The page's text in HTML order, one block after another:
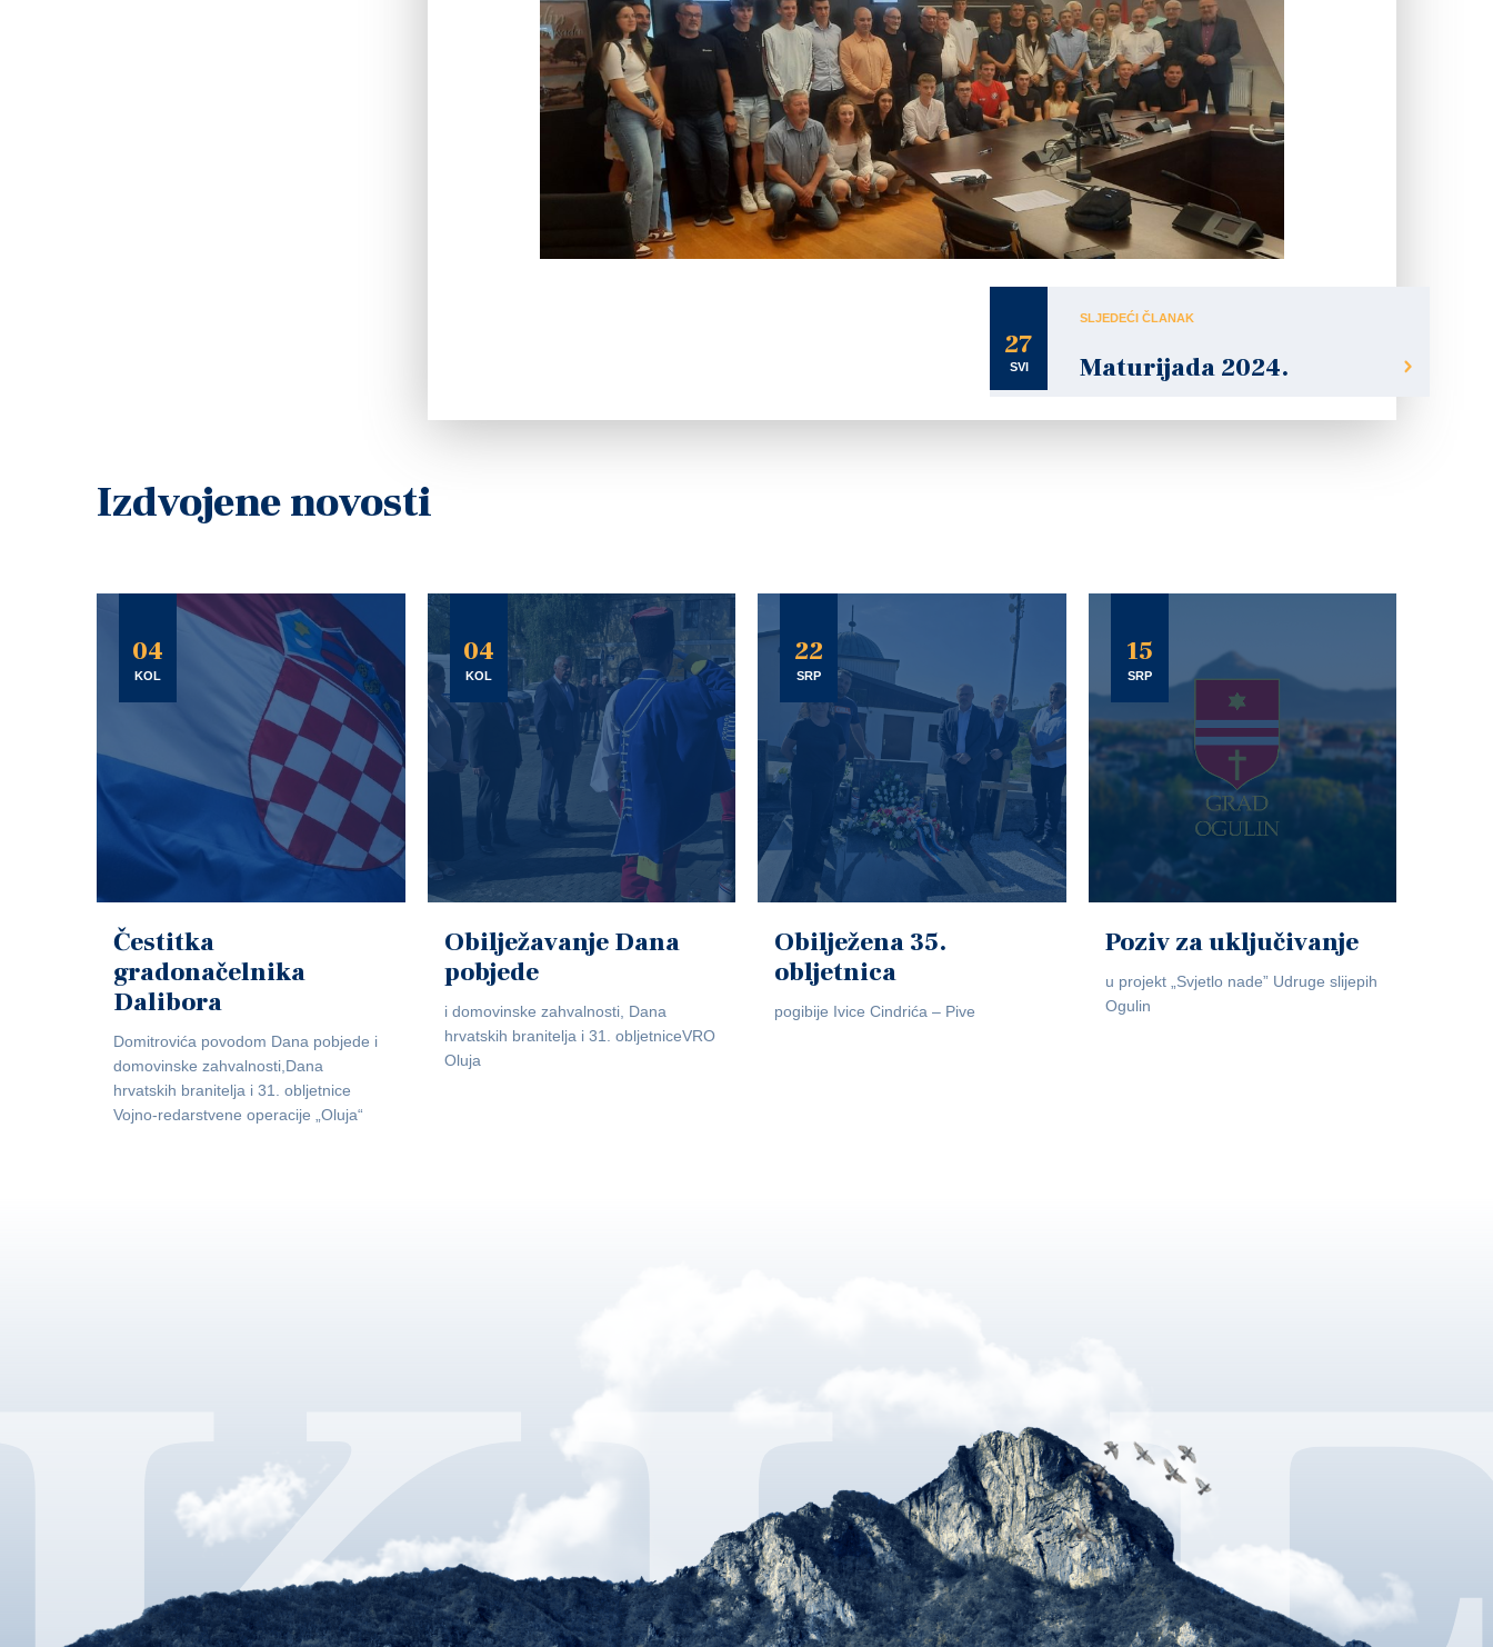
27
SVI
SLJEDEĆI ČLANAK
Maturijada 2024.
Izdvojene novosti
04
KOL
Čestitka
gradonačelnika
Dalibora
Domitrovića povodom Dana pobjede i
domovinske zahvalnosti,Dana
hrvatskih branitelja i 31. obljetnice
Vojno-redarstvene operacije „Oluja“
04
KOL
Obilježavanje Dana
pobjede
i domovinske zahvalnosti, Dana
hrvatskih branitelja i 31. obljetniceVRO
Oluja
22
SRP
Obilježena 35.
obljetnica
pogibije Ivice Cindrića – Pive
15
SRP
Poziv za uključivanje
u projekt „Svjetlo nade” Udruge slijepih
Ogulin